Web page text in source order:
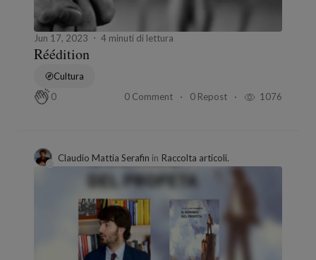
Jun 17, 2023 4 minuti di lettura
Réédition
Cultura
0
0 Comment 0 Repost 1076
Claudio Mattia Serafin in Raccolta articoli.